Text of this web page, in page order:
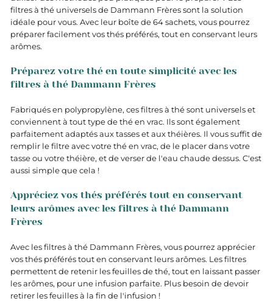
filtres à thé universels de Dammann Frères sont la solution
idéale pour vous. Avec leur boîte de 64 sachets, vous pourrez
préparer facilement vos thés préférés, tout en conservant leurs
arômes.
Préparez votre thé en toute simplicité avec les
filtres à thé Dammann Frères
Fabriqués en polypropylène, ces filtres à thé sont universels et
conviennent à tout type de thé en vrac. Ils sont également
parfaitement adaptés aux tasses et aux théières. Il vous suffit de
remplir le filtre avec votre thé en vrac, de le placer dans votre
tasse ou votre théière, et de verser de l'eau chaude dessus. C'est
aussi simple que cela !
Appréciez vos thés préférés tout en conservant
leurs arômes avec les filtres à thé Dammann
Frères
Avec les filtres à thé Dammann Frères, vous pourrez apprécier
vos thés préférés tout en conservant leurs arômes. Les filtres
permettent de retenir les feuilles de thé, tout en laissant passer
les arômes, pour une infusion parfaite. Plus besoin de devoir
retirer les feuilles à la fin de l'infusion !